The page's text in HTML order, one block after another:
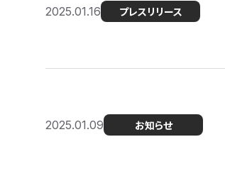
2025.01.16 プレスリリース
2025.01.09 お知らせ